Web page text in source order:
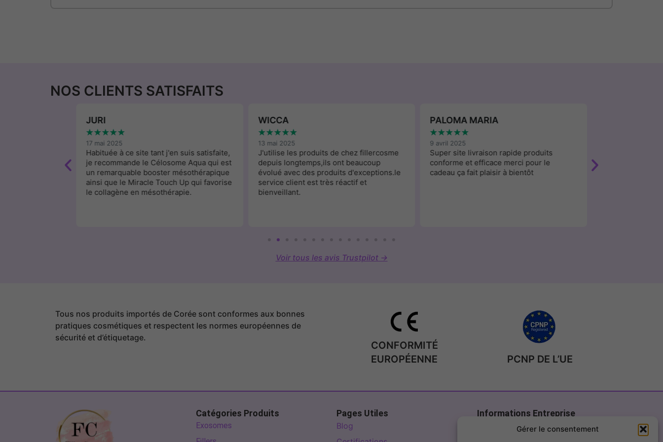
Gérer le consentement
NOS CLIENTS SATISFAITS
JURI
★★★★★
17 mai 2025
Habituée à ce site tant j'en suis satisfaite,
je recommande le Célosome Aqua qui est
un remarquable booster mésothérapique
ainsi que le Miracle Touch Up qui favorise
le collagène en mésothérapie.
WICCA
★★★★★
13 mai 2025
J'utilise les produits de chez fillercosme
depuis longtemps,ils ont beaucoup
évolué avec des produits d'exceptions.le
service client est très réactif et
bienveillant.
PALOMA MARIA
★★★★★
9 avril 2025
Super site livraison rapide produits
conforme et efficace merci pour le
cadeau ça fait plaisir à bientôt
Voir tous les avis Trustpilot →
Tous nos produits importés de Corée sont conformes aux bonnes
pratiques cosmétiques et respectent les normes européennes de
sécurité et d’étiquetage.
CONFORMITÉ
EUROPÉENNE
PCNP DE L’UE
Catégories Produits
Exosomes
Pages Utiles
Blog
Informations Entreprise
Page de contact